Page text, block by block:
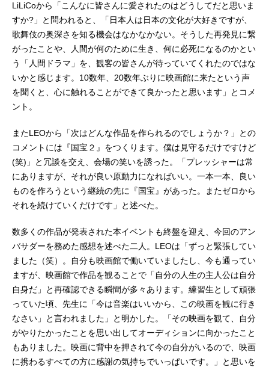
LiLiCoから「こんなに皆さんに愛されたのはどうしてだと思いま
すか?」と問われると、「日本人は日本の文化が大好きですが、
歌舞伎の奥深さを知る機会はなかなかない。そうした再発見に繋
がったことや、人間が何のために生き、何に必死になるのかとい
う「人間ドラマ」を、観客の皆さんが待っていてくれたのではな
いかと感じます。10数年、20数年ぶりに映画館に来たという声
を聞くと、心に触れることができて良かったと思います」とコメ
ント。
またLEOから「次はどんな作品を作られるのでしょうか？」との
コメントには『国宝２』をつくります。僕は見守るだけですけど
(笑)」と冗談を交え、会場の笑いを誘った。「プレッシャーは常
にありますが、それが良い原動力になればいい。一本一本、良い
ものを作ろうという継続の先に『国宝』があった。またゼロから
それを続けていくだけです」と述べた。
数多くの作品が発表された本イベントも終盤を迎え、今回のアン
バサダーを務めた感想を述べた二人。LEOは「ずっと緊張してい
ました（笑）。自分も映画館で働いていましたし、今も通ってい
ますが、映画館で作品を観ることで「自分の人生の主人公は自分
自身だ」と再確認できる瞬間が多々あります。練習生として頑張
っていた頃、先生に「今は音楽はいいから、この映画を観に行き
なさい」と言われました」と明かした。「その映画を観て、自分
がやりたかったことを思い出してオーディションに向かったこと
もありました。映画に背中を押されて今の自分がいるので、映画
に携わるすべての方に感謝の気持ちでいっぱいです。」と思いを